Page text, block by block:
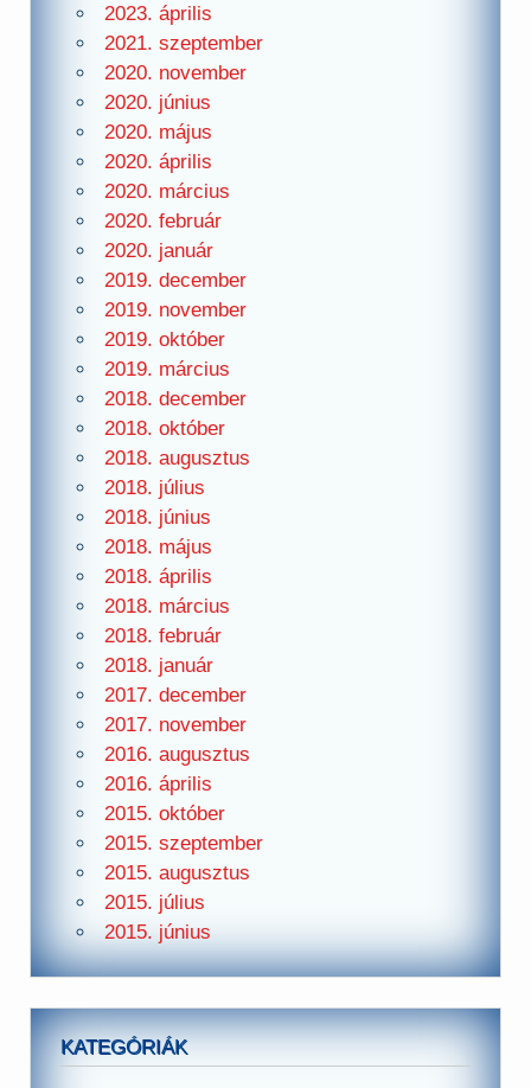
2023. április
2021. szeptember
2020. november
2020. június
2020. május
2020. április
2020. március
2020. február
2020. január
2019. december
2019. november
2019. október
2019. március
2018. december
2018. október
2018. augusztus
2018. július
2018. június
2018. május
2018. április
2018. március
2018. február
2018. január
2017. december
2017. november
2016. augusztus
2016. április
2015. október
2015. szeptember
2015. augusztus
2015. július
2015. június
KATEGÓRIÁK